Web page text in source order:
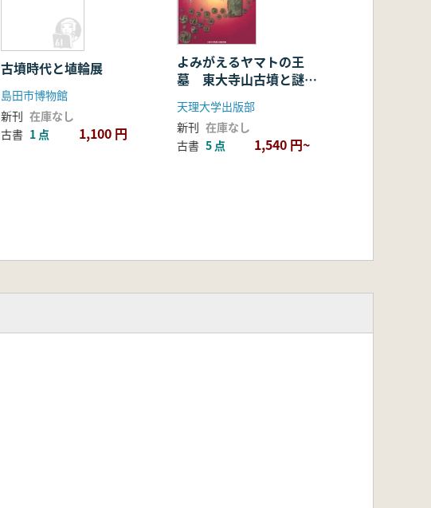
古墳時代と埴輪展
島田市博物館
新刊 在庫なし
古書 1 点 1,100 円
よみがえるヤマトの王
墓 東大寺山古墳と謎の
天理大学出版部
新刊 在庫なし
古書 5 点 1,540 円~